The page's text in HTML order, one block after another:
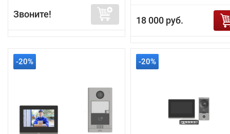
Звоните!
18 000 руб.
-20% -20%